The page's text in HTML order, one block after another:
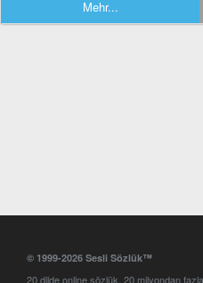
Mehr...
© 1999-2026 Sesli Sözlük™
20 dilde online sözlük. 20 milyondan